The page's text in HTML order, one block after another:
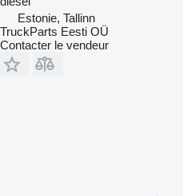
Estonie, Tallinn
TruckParts Eesti OÜ
Contacter le vendeur